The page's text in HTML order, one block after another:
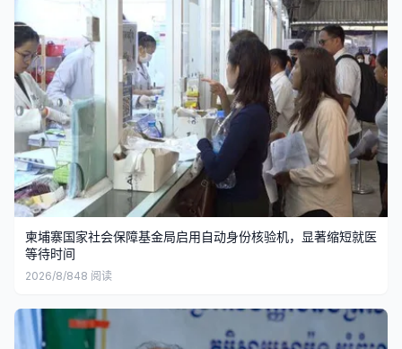
柬埔寨国家社会保障基金局启用自动身份核验机，显著缩短就医
等待时间
2026/8/848 阅读